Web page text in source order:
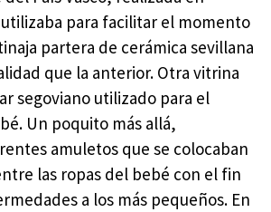
para facilitar el momento
partera de cerámica sevillana
que la anterior. Otra vitrina
segoviano utilizado para el
Un poquito más allá,
amuletos que se colocaban
las ropas del bebé con el fin
a los más pequeños. En